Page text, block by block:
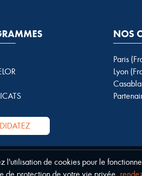
NOS
Paris
Lyon
l'utilisation de cookies pour le